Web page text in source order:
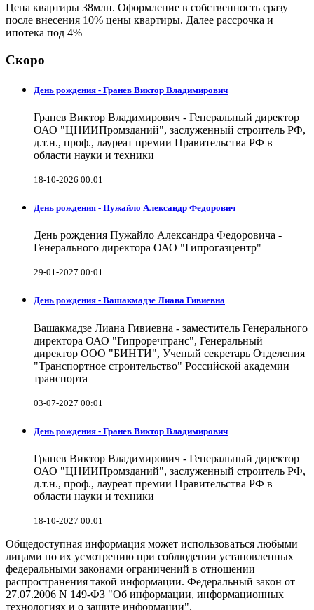
Цена квартиры 38млн. Оформление в собственность сразу
после внесения 10% цены квартиры. Далее рассрочка и
ипотека под 4%
Скоро
День рождения - Гранев Виктор Владимирович
Гранев Виктор Владимирович - Генеральный директор
ОАО "ЦНИИПромзданий", заслуженный строитель РФ,
д.т.н., проф., лауреат премии Правительства РФ в
области науки и техники
18-10-2026 00:01
День рождения - Пужайло Александр Федорович
День рождения Пужайло Александра Федоровича -
Генерального директора ОАО "Гипрогазцентр"
29-01-2027 00:01
День рождения - Вашакмадзе Лиана Гивиевна
Вашакмадзе Лиана Гивиевна - заместитель Генерального
директора ОАО "Гипроречтранс", Генеральный
директор ООО "БИНТИ", Ученый секретарь Отделения
"Транспортное строительство" Российской академии
транспорта
03-07-2027 00:01
День рождения - Гранев Виктор Владимирович
Гранев Виктор Владимирович - Генеральный директор
ОАО "ЦНИИПромзданий", заслуженный строитель РФ,
д.т.н., проф., лауреат премии Правительства РФ в
области науки и техники
18-10-2027 00:01
Общедоступная информация может использоваться любыми
лицами по их усмотрению при соблюдении установленных
федеральными законами ограничений в отношении
распространения такой информации. Федеральный закон от
27.07.2006 N 149-ФЗ "Об информации, информационных
технологиях и о защите информации".